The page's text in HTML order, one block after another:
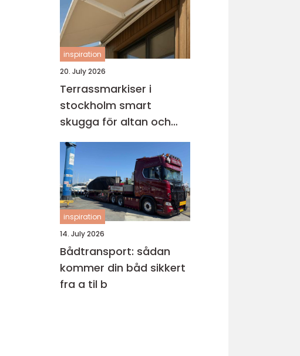
inspiration
20. July 2026
Terrassmarkiser i
stockholm smart
skugga för altan och
uteplats
inspiration
14. July 2026
Bådtransport: sådan
kommer din båd sikkert
fra a til b